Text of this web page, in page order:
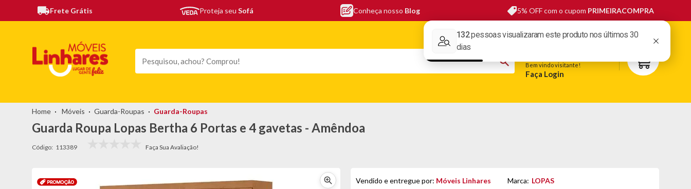
Frete Grátis Proteja seu Sofá Conheça nosso Blog 5% OFF com o cupom PRIMEIRACOMPRA
Bem vindo visitante!
Faça Login
Móveis Guarda-Roupas Guarda-Roupas
Guarda Roupa Lopas Bertha 6 Portas e 4 gavetas - Amêndoa
Código: 113389
topo-
Vendido e entregue por: Móveis Linhares Marca: LOPAS